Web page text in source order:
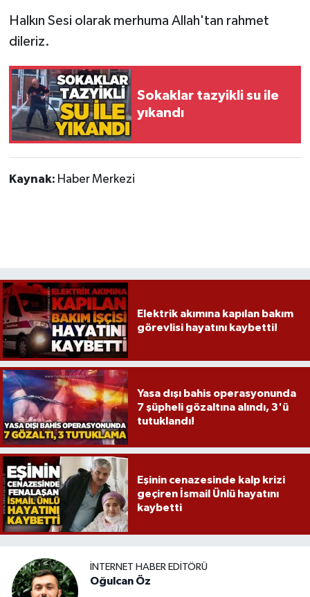
Halkın Sesi olarak merhuma Allah'tan rahmet
dileriz.
Sokaklar tazyikli su ile
yıkandı
Kaynak: Haber Merkezi
Elektrik akımına kapılan bakım
görevlisi hayatını kaybetti!
Yasa dışı bahis operasyonunda
7 şüpheli gözaltına alındı, 3'ü
tutuklandı!
Eşinin cenazesinde kalp krizi
geçiren İsmail Ünlü hayatını
kaybetti
İNTERNET HABER EDITÖRÜ
Oğulcan Öz
Genel
Gökçebey
GÜNDEM
Kilimli
Politika
Resmi İlan
Röportaj
Sağlık
SİYASET
Spor
Ulusal
Yaşam